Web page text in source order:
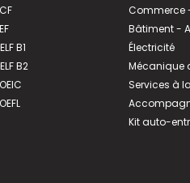
B1
B2
Commerce
Bâtiment -
Électricité
Mécanique
Services à
Kit auto-